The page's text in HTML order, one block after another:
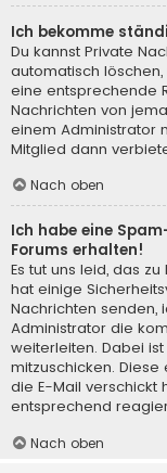
Ich bekomme
Du kannst Private
automatisch
eine entsprechende
Nachrichten von
einem Administrator
Mitglied dann
Nach oben
Ich habe eine
Forums erhalten!
Es tut uns leid, das
hat einige
Nachrichten senden,
Administrator die
weiterleiten. Dabei
mitzuschicken.
die E-Mail verschickt
entsprechend
Nach oben